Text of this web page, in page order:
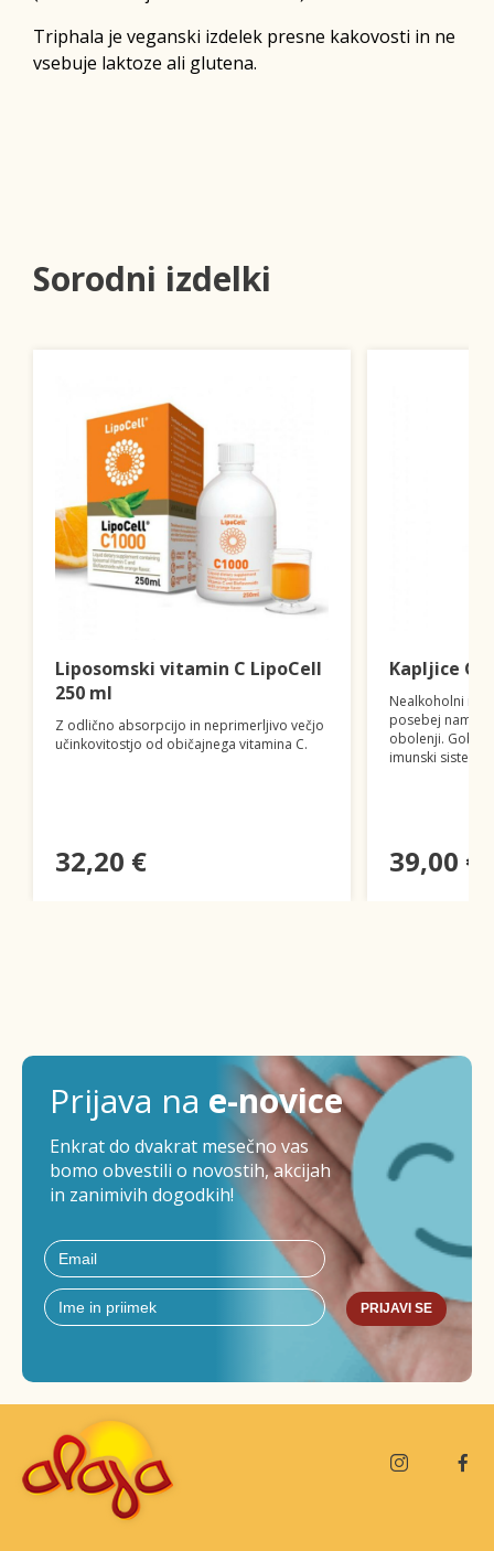
Triphala je veganski izdelek presne kakovosti in ne
vsebuje laktoze ali glutena.
Sorodni izdelki
Liposomski vitamin C LipoCell
250 ml
Z odlično absorpcijo in neprimerljivo večjo
učinkovitostjo od običajnega vitamina C.
32,20 €
Kapljice
Nealkoholni
posebej
obolenji. Gobe,
imunski sistem.
39,00 €
Prijava na e-novice
Enkrat do dvakrat mesečno vas
bomo obvestili o novostih, akcijah
in zanimivih dogodkih!
PRIJAVI SE